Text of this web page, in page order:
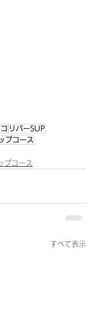
リバーSUP
プコース
プコース
すべて表示